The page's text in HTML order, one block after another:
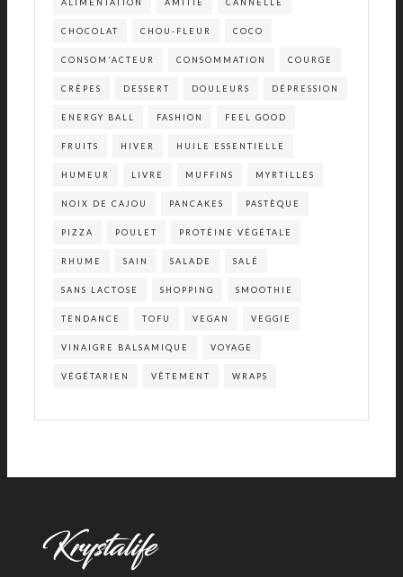
ALIMENTATION AMITIÉ CANNELLE
CHOCOLAT CHOU-FLEUR COCO
CONSOM'ACTEUR CONSOMMATION COURGE
CRÊPES DESSERT DOULEURS DÉPRESSION
ENERGY BALL FASHION FEEL GOOD
FRUITS HIVER HUILE ESSENTIELLE
HUMEUR LIVRE MUFFINS MYRTILLES
NOIX DE CAJOU PANCAKES PASTÈQUE
PIZZA POULET PROTÉINE VÉGÉTALE
RHUME SAIN SALADE SALÉ
SANS LACTOSE SHOPPING SMOOTHIE
TENDANCE TOFU VEGAN VEGGIE
VINAIGRE BALSAMIQUE VOYAGE
VÉGÉTARIEN VÊTEMENT WRAPS